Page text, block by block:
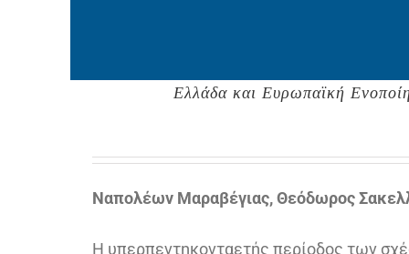
Ελλάδα και Ευρωπαϊκή
Ναπολέων Μαραβέγιας, Θεόδωρος
Η υπερπεντηκονταετής περίοδος των